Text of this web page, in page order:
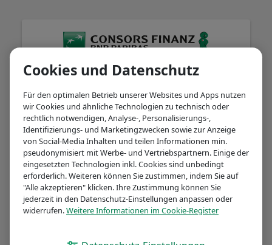
Herzlich willkommen!
Kontonummer
Passwort / Online-Banking-PIN
Cookies und Datenschutz
Für den optimalen Betrieb unserer Websites und Apps nutzen
wir Cookies und ähnliche Technologien zu technisch oder
rechtlich notwendigen, Analyse-, Personalisierungs-,
Identifizierungs- und Marketingzwecken sowie zur Anzeige
von Social-Media Inhalten und teilen Informationen min.
pseudonymisiert mit Werbe- und Vertriebspartnern. Einige der
eingesetzten Technologien inkl. Cookies sind unbedingt
erforderlich. Weiteren können Sie zustimmen, indem Sie auf
"Alle akzeptieren" klicken. Ihre Zustimmung können Sie
jederzeit in den Datenschutz-Einstellungen anpassen oder
widerrufen.Weitere Informationen im Cookie-Register